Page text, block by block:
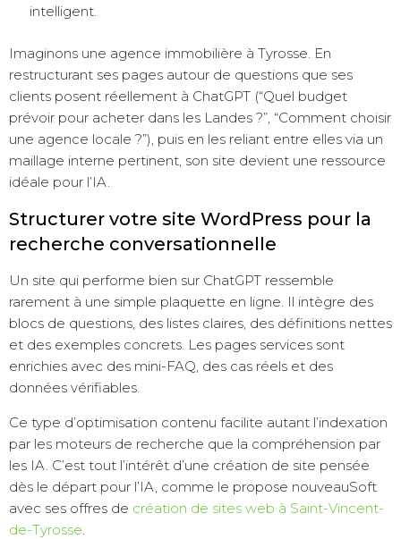
intelligent.
Imaginons une agence immobilière à Tyrosse. En
restructurant ses pages autour de questions que ses
clients posent réellement à ChatGPT (“Quel budget
prévoir pour acheter dans les Landes ?”, “Comment choisir
une agence locale ?”), puis en les reliant entre elles via un
maillage interne pertinent, son site devient une ressource
idéale pour l’IA.
Structurer votre site WordPress pour la
recherche conversationnelle
Un site qui performe bien sur ChatGPT ressemble
rarement à une simple plaquette en ligne. Il intègre des
blocs de questions, des listes claires, des définitions nettes
et des exemples concrets. Les pages services sont
enrichies avec des mini-FAQ, des cas réels et des
données vérifiables.
Ce type d’optimisation contenu facilite autant l’indexation
par les moteurs de recherche que la compréhension par
les IA. C’est tout l’intérêt d’une création de site pensée
dès le départ pour l’IA, comme le propose nouveauSoft
avec ses offres de création de sites web à Saint-Vincent-
de-Tyrosse.